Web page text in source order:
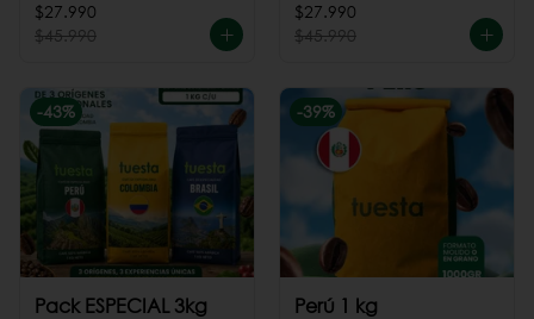
$27.990
$45.990
$27.990
$45.990
-43%
Pack ESPECIAL 3kg
-39%
Perú 1 kg